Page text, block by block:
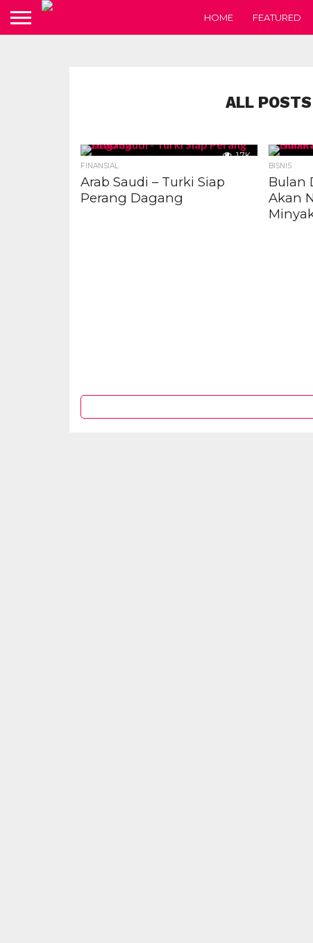
HOME FEATURED
ALL
1.7K
FINANSIAL
Arab Saudi – Turki Siap
Perang Dagang
BISNIS
Bulan
Akan